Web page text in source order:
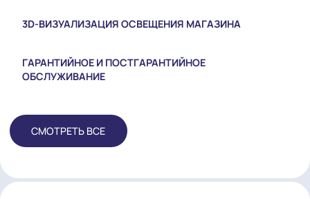
СВЕТОТЕХНИЧЕСКИЙ ПРОЕКТ ПОД КЛЮЧ
ПОДБОР СВЕТИЛЬНИКОВ ПО СТИЛЮ ИНТЕРЬЕРА